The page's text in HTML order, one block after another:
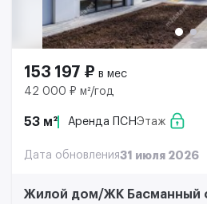
153 197 ₽ в мес
42 000 ₽ м²/год
53 м² Аренда ПСНЭтаж
Дата обновления31 июля 2026
Жилой дом/ЖК Басманный